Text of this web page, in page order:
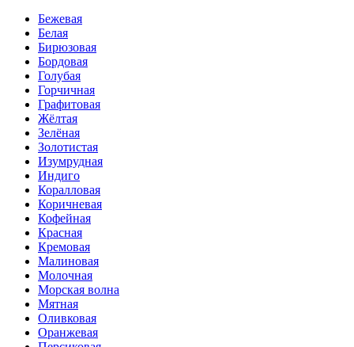
Бежевая
Белая
Бирюзовая
Бордовая
Голубая
Горчичная
Графитовая
Жёлтая
Зелёная
Золотистая
Изумрудная
Индиго
Коралловая
Коричневая
Кофейная
Красная
Кремовая
Малиновая
Молочная
Морская волна
Мятная
Оливковая
Оранжевая